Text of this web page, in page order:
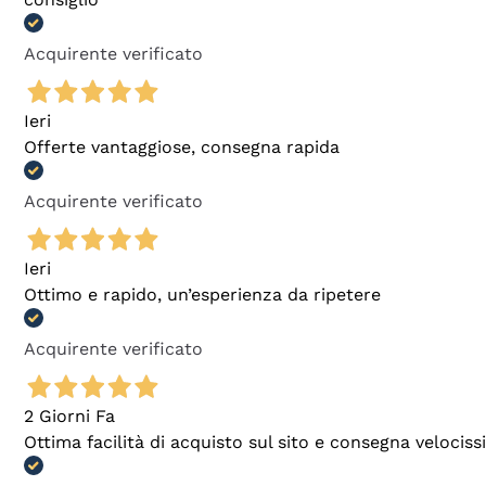
Acquirente verificato
Ieri
Offerte vantaggiose, consegna rapida
Acquirente verificato
Ieri
Ottimo e rapido, un’esperienza da ripetere
Acquirente verificato
2 Giorni Fa
Ottima facilità di acquisto sul sito e consegna